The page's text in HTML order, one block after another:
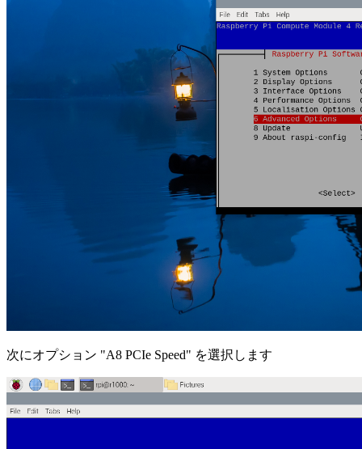
次にオプション "A8 PCIe Speed" を選択します